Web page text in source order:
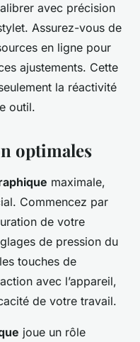
avec précision
Assurez-vous de
en ligne pour
ajustements. Cette
la réactivité
outil.
optimales
maximale,
Commencez par
de votre
de pression du
touches de
avec l’appareil,
de votre travail.
joue un rôle